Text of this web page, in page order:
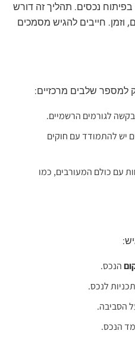
נכסים. תהליך זה דורש
חייבים להגיש מסמכים
למספר שלבים מרכזיים:
לגורמים הרשמיים.
יש להתמודד עם חוקים
עם כולם המעורבים, כמו
הנכס.
לנכס.
הסביבה.
הנכס.